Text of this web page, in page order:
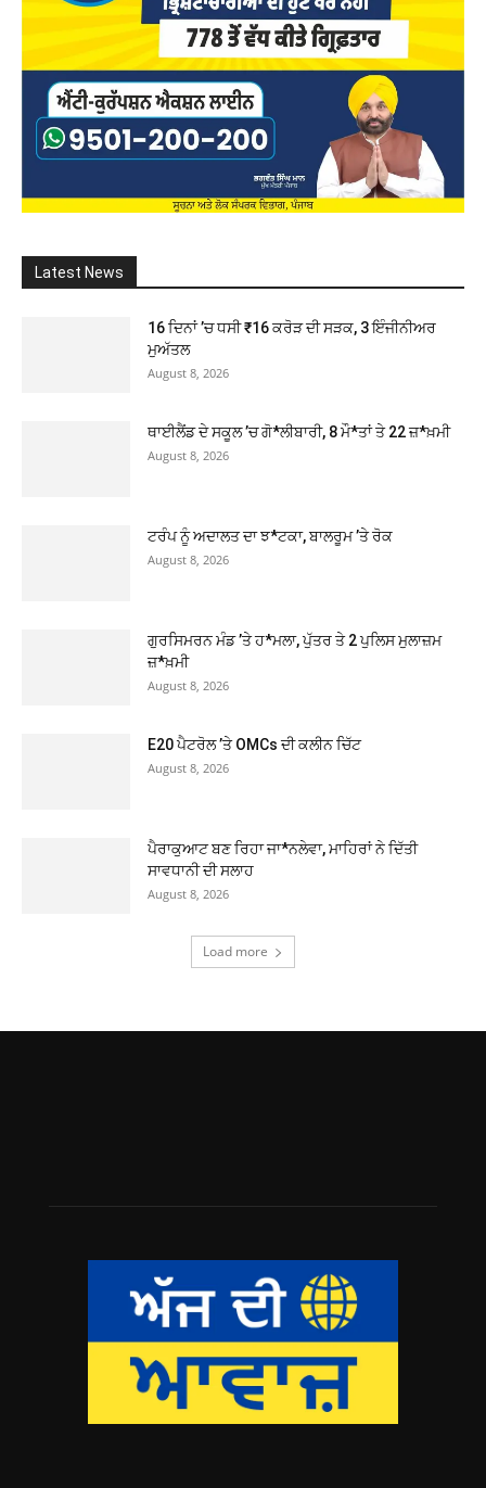
Latest News
16 ਦਿਨਾਂ ’ਚ ਧਸੀ ₹16 ਕਰੋੜ ਦੀ ਸੜਕ, 3 ਇੰਜੀਨੀਅਰ
ਮੁਅੱਤਲ
August 8, 2026
ਥਾਈਲੈਂਡ ਦੇ ਸਕੂਲ ’ਚ ਗੋ*ਲੀਬਾਰੀ, 8 ਮੌ*ਤਾਂ ਤੇ 22 ਜ਼*ਖ਼ਮੀ
August 8, 2026
ਟਰੰਪ ਨੂੰ ਅਦਾਲਤ ਦਾ ਝ*ਟਕਾ, ਬਾਲਰੂਮ ’ਤੇ ਰੋਕ
August 8, 2026
ਗੁਰਸਿਮਰਨ ਮੰਡ ’ਤੇ ਹ*ਮਲਾ, ਪੁੱਤਰ ਤੇ 2 ਪੁਲਿਸ ਮੁਲਾਜ਼ਮ
ਜ਼*ਖ਼ਮੀ
August 8, 2026
E20 ਪੈਟਰੋਲ ’ਤੇ OMCs ਦੀ ਕਲੀਨ ਚਿੱਟ
August 8, 2026
ਪੈਰਾਕੁਆਟ ਬਣ ਰਿਹਾ ਜਾ*ਨਲੇਵਾ, ਮਾਹਿਰਾਂ ਨੇ ਦਿੱਤੀ
ਸਾਵਧਾਨੀ ਦੀ ਸਲਾਹ
August 8, 2026
Load more